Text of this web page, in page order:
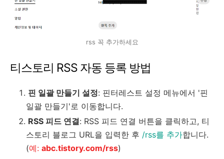
rss 꼭 추가하세요
티스토리 RSS 자동 등록 방법
핀 일괄 만들기 설정: 핀터레스트 설정 메뉴에서 '핀
일괄 만들기'로 이동합니다.
RSS 피드 연결: RSS 피드 연결 버튼을 클릭하고, 티
스토리 블로그 URL을 입력한 후 /rss를 추가합니다.
(예: abc.tistory.com/rss)